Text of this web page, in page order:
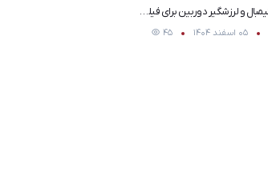
راهنمای خرید بهترین گیمبال و لرزشگیر دوربین برای فیلمبرداری (۲۰۲۶)
05 اسفند 1404 45